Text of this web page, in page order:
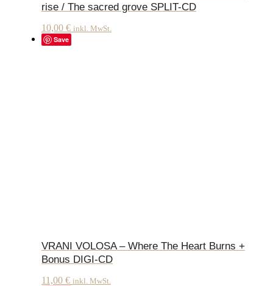
rise / The sacred grove SPLIT-CD
10,00 € inkl. MwSt.
Save
VRANI VOLOSA – Where The Heart Burns +
Bonus DIGI-CD
11,00 € inkl. MwSt.